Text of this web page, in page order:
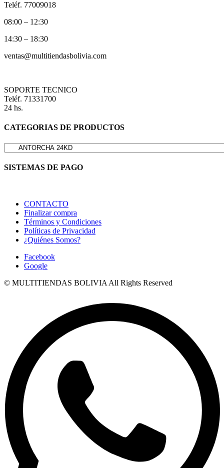
Teléf. 77009018
08:00 – 12:30
14:30 – 18:30
ventas@multitiendasbolivia.com
SOPORTE TECNICO
Teléf. 71331700
24 hs.
CATEGORIAS DE PRODUCTOS
SISTEMAS DE PAGO
CONTACTO
Finalizar compra
Términos y Condiciones
Políticas de Privacidad
¿Quiénes Somos?
Facebook
Google
© MULTITIENDAS BOLIVIA All Rights Reserved